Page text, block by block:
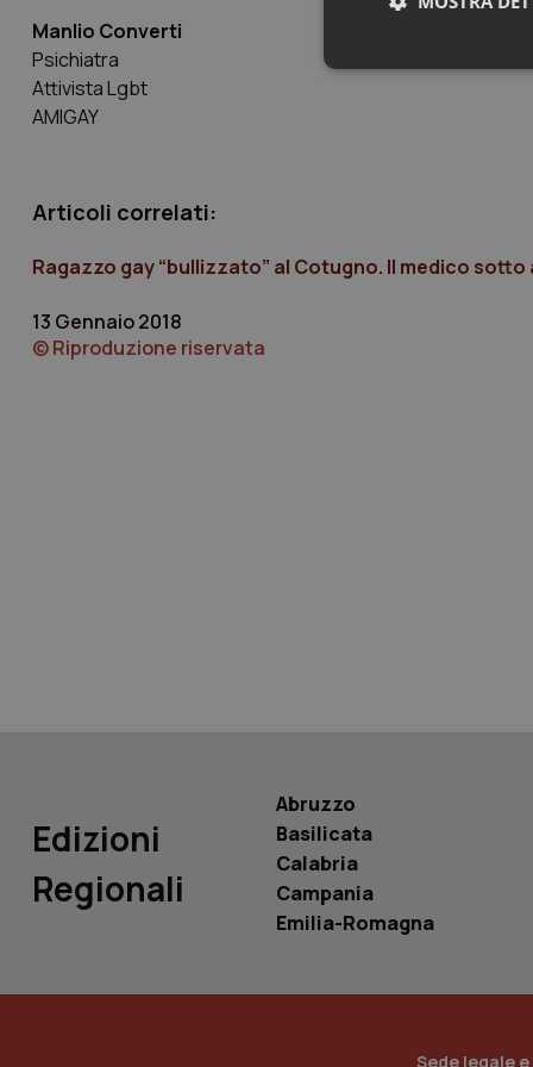
Manlio Converti
Psichiatra
Attivista Lgbt
AMIGAY
Articoli correlati:
Ragazzo gay “bullizzato” al Cotugno. Il medico
13 Gennaio 2018
© Riproduzione riservata
Edizioni
Regionali
Abruzzo
Basilicata
Calabria
Campania
Emilia-Romagna
Sede legale
I cookie necessari